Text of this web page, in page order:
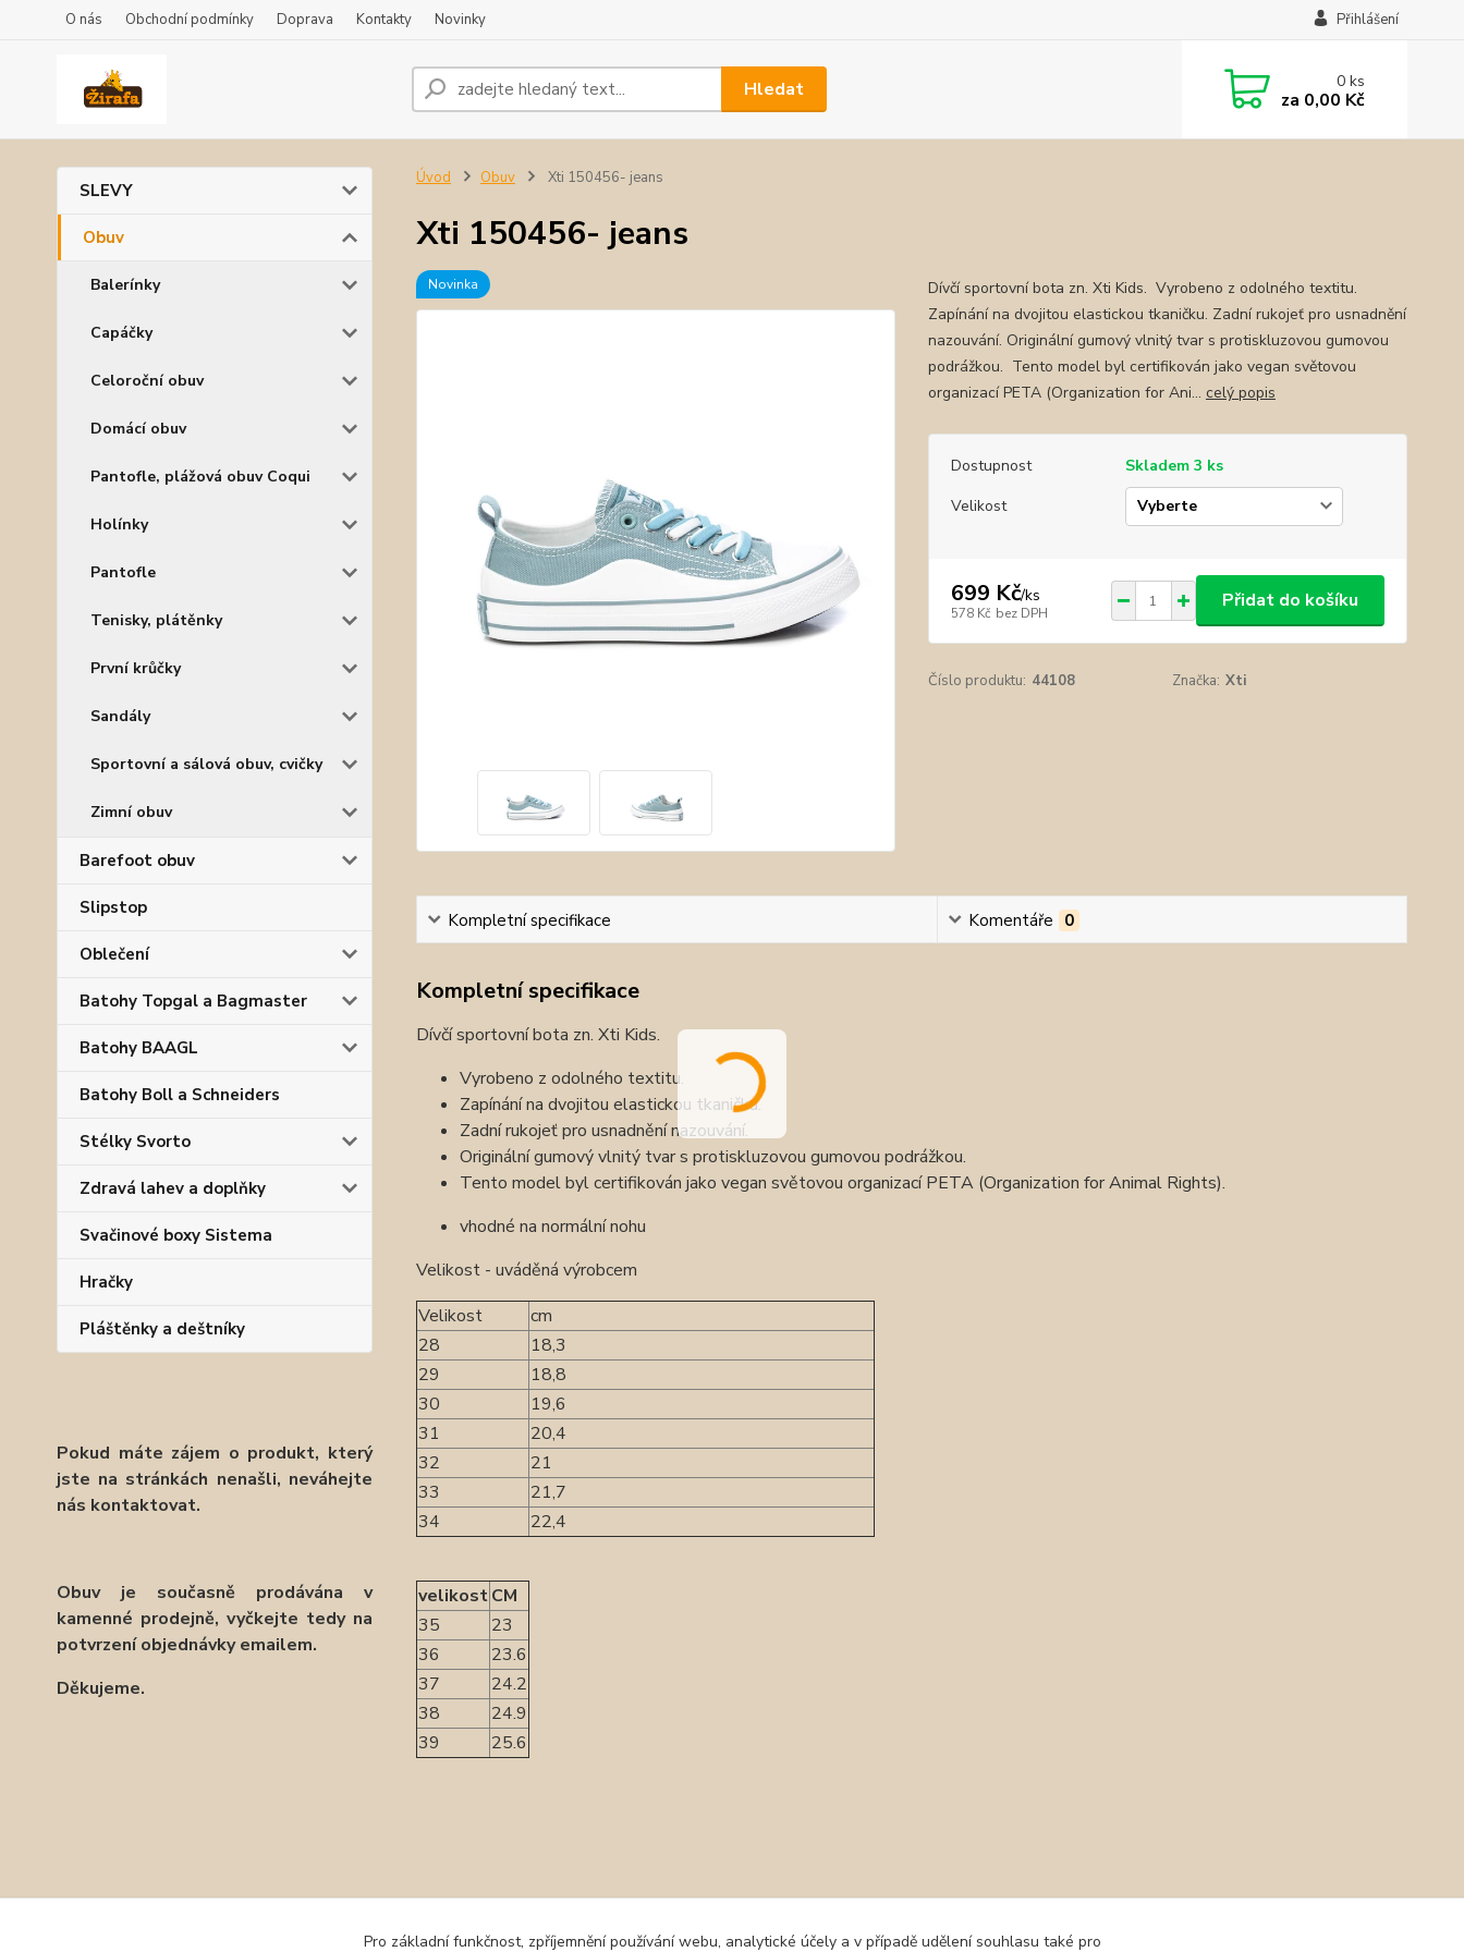
O nás Obchodní podmínky Doprava Kontakty Novinky Přihlášení
Hledat 0ks
za 0,00 Kč
SLEVY
Obuv
Balerínky
Capáčky
Celoroční obuv
Domácí obuv
Pantofle, plážová obuv Coqui
Holínky
Pantofle
Tenisky, plátěnky
První krůčky
Sandály
Sportovní a sálová obuv, cvičky
Zimní obuv
Barefoot obuv
Slipstop
Oblečení
Batohy Topgal a Bagmaster
Batohy BAAGL
Batohy Boll a Schneiders
Stélky Svorto
Zdravá lahev a doplňky
Svačinové boxy Sistema
Hračky
Pláštěnky a deštníky
Pokud máte zájem o produkt, který
jste na stránkách nenašli, neváhejte
nás kontaktovat.
Obuv je současně prodávána v
kamenné prodejně, vyčkejte tedy na
potvrzení objednávky emailem.
Děkujeme.
Úvod Obuv Xti 150456- jeans
Xti 150456- jeans
Novinka
Dívčí sportovní bota zn. Xti Kids. Vyrobeno z odolného textitu.
Zapínání na dvojitou elastickou tkaničku. Zadní rukojeť pro usnadnění
nazouvání. Originální gumový vlnitý tvar s protiskluzovou gumovou
podrážkou. Tento model byl certifikován jako vegan světovou
organizací PETA (Organization for Ani... celý popis
Dostupnost
Skladem 3 ks
Velikost
699 Kč/ks
578 Kč bez DPH
Přidat do košíku
Číslo produktu: 44108 Značka: Xti
Kompletní specifikace Komentáře 0
Kompletní specifikace
Dívčí sportovní bota zn. Xti Kids.
Vyrobeno z odolného textitu.
Zapínání na dvojitou elastickou tkaničku.
Zadní rukojeť pro usnadnění nazouvání.
Originální gumový vlnitý tvar s protiskluzovou gumovou podrážkou.
Tento model byl certifikován jako vegan světovou organizací PETA (Organization for Animal Rights).
vhodné na normální nohu
Velikost - uváděná výrobcem
Velikost
cm
28
18,3
29
18,8
30
19,6
31
20,4
32
21
33
21,7
34
22,4
velikostCM
35
23
36
23.6
37
24.2
38
24.9
39
25.6
Pro základní funkčnost, zpříjemnění používání webu, analytické účely a v případě udělení souhlasu také pro